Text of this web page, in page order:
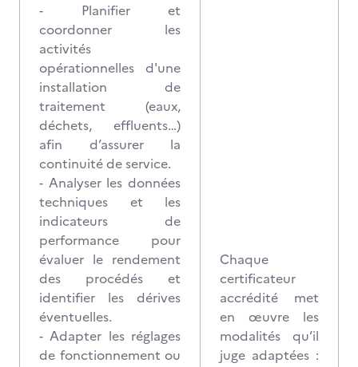
- Planifier et
coordonner les
activités
opérationnelles d'une
installation de
traitement (eaux,
déchets, effluents…)
afin d’assurer la
continuité de service.
- Analyser les données
techniques et les
indicateurs de
performance pour
évaluer le rendement
des procédés et
identifier les dérives
éventuelles.
- Adapter les réglages
de fonctionnement ou
Chaque
certificateur
accrédité met
en œuvre les
modalités qu’il
juge adaptées :